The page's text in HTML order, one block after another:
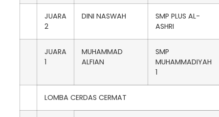
JUARA
2
DINI NASWAH
SMP PLUS AL-
ASHRI
JUARA
1
MUHAMMAD
ALFIAN
SMP
MUHAMMADIYAH
1
LOMBA CERDAS CERMAT